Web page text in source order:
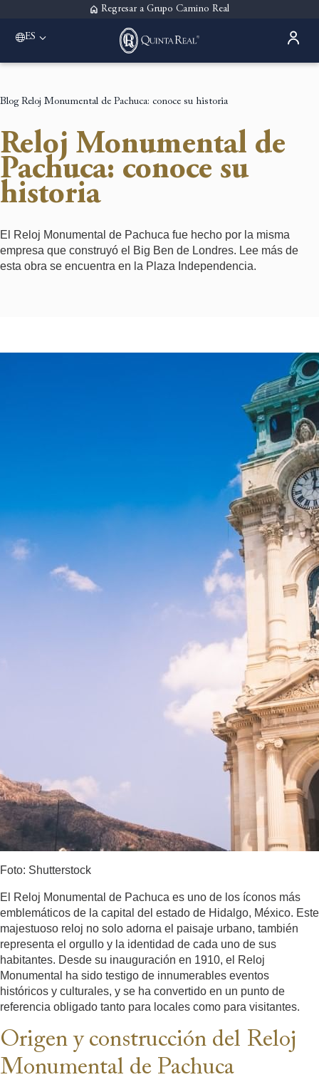
Regresar a Grupo Camino Real
ES Please select a destination
Aguascalientes
Guadalajara
Quinta Real Guadalajara
Monterrey
Quinta Real Monterrey
Oaxaca
Quinta Real Oaxaca
Puebla
Quinta Real Puebla
Blog Reloj Monumental de Pachuca: conoce su historia
Reloj Monumental de
Pachuca: conoce su
historia
El Reloj Monumental de Pachuca fue hecho por la misma
empresa que construyó el Big Ben de Londres. Lee más de
esta obra se encuentra en la Plaza Independencia.
Foto: Shutterstock
El Reloj Monumental de Pachuca es uno de los íconos más
emblemáticos de la capital del estado de Hidalgo, México. Este
majestuoso reloj no solo adorna el paisaje urbano, también
representa el orgullo y la identidad de cada uno de sus
habitantes. Desde su inauguración en 1910, el Reloj
Monumental ha sido testigo de innumerables eventos
históricos y culturales, y se ha convertido en un punto de
referencia obligado tanto para locales como para visitantes.
Origen y construcción del Reloj
Monumental de Pachuca